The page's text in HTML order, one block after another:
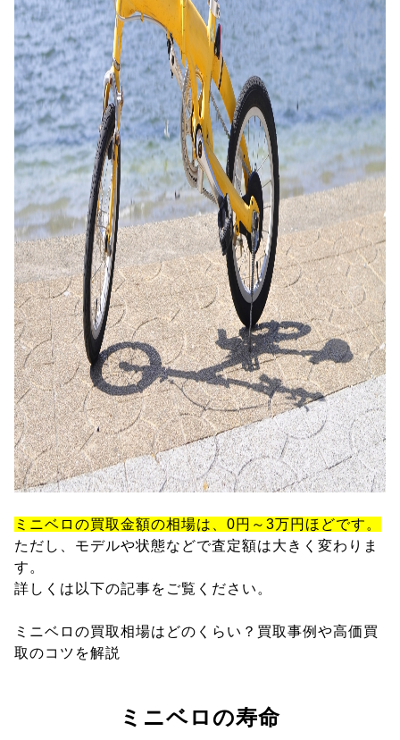
ミニベロの買取金額の相場は、0円～3万円ほどです。
ただし、モデルや状態などで査定額は大きく変わりま
す。
詳しくは以下の記事をご覧ください。
ミニベロの買取相場はどのくらい？買取事例や高価買
取のコツを解説
ミニベロの寿命